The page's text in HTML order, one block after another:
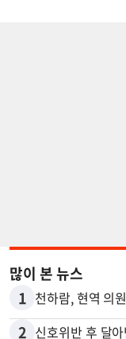
많이 본 뉴스
1
2